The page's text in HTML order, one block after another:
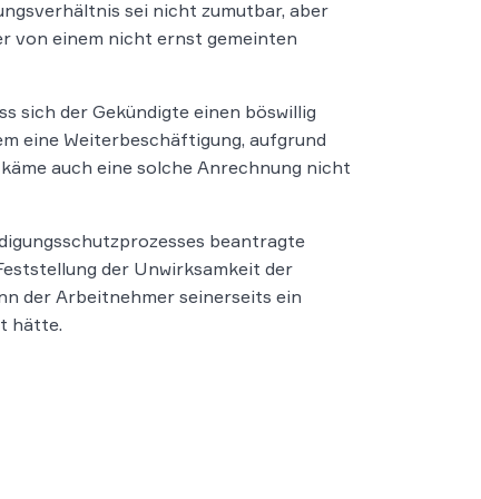
sei nicht zumutbar, aber
von einem nicht ernst gemeinten
sich der Gekündigte einen böswillig
eine Weiterbeschäftigung, aufgrund
auch eine solche Anrechnung nicht
beantragte
der Unwirksamkeit der
der Arbeitnehmer seinerseits ein
hätte.